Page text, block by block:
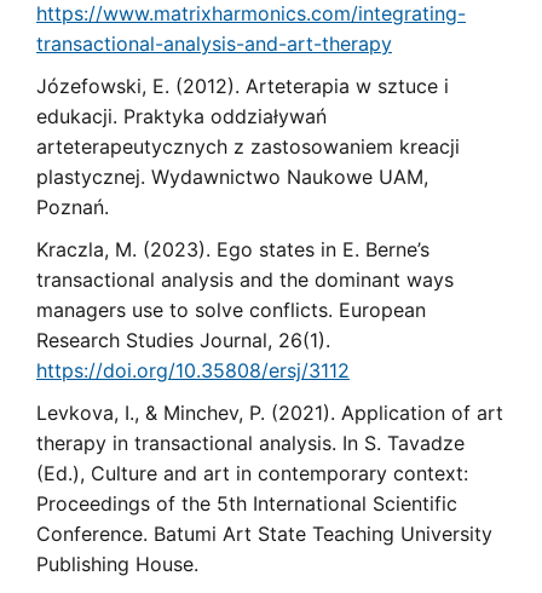
https://www.matrixharmonics.com/integrating-
transactional-analysis-and-art-therapy
Józefowski, E. (2012). Arteterapia w sztuce i
edukacji. Praktyka oddziaływań
arteterapeutycznych z zastosowaniem kreacji
plastycznej. Wydawnictwo Naukowe UAM,
Poznań.
Kraczla, M. (2023). Ego states in E. Berne’s
transactional analysis and the dominant ways
managers use to solve conflicts. European
Research Studies Journal, 26(1).
https://doi.org/10.35808/ersj/3112
Levkova, I., & Minchev, P. (2021). Application of art
therapy in transactional analysis. In S. Tavadze
(Ed.), Culture and art in contemporary context:
Proceedings of the 5th International Scientific
Conference. Batumi Art State Teaching University
Publishing House.